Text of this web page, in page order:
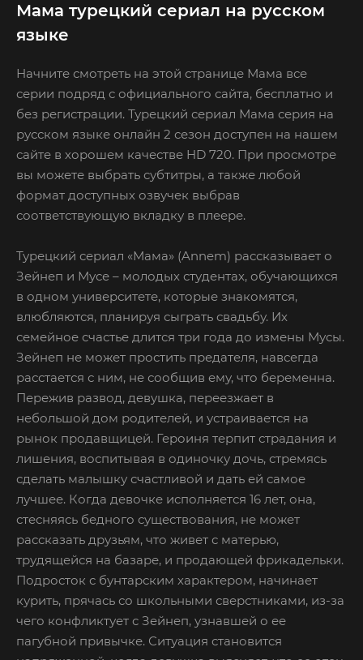
Мама турецкий сериал на русском
языке
Начните смотреть на этой странице Мама все
серии подряд с официального сайта, бесплатно и
без регистрации. Турецкий сериал Мама серия на
русском языке онлайн 2 сезон доступен на нашем
сайте в хорошем качестве HD 720. При просмотре
вы можете выбрать субтитры, а также любой
формат доступных озвучек выбрав
соответствующую вкладку в плеере.
Турецкий сериал «Мама» (Annem) рассказывает о
Зейнеп и Мусе – молодых студентах, обучающихся
в одном университете, которые знакомятся,
влюбляются, планируя сыграть свадьбу. Их
семейное счастье длится три года до измены Мусы.
Зейнеп не может простить предателя, навсегда
расстается с ним, не сообщив ему, что беременна.
Пережив развод, девушка, переезжает в
небольшой дом родителей, и устраивается на
рынок продавщицей. Героиня терпит страдания и
лишения, воспитывая в одиночку дочь, стремясь
сделать малышку счастливой и дать ей самое
лучшее. Когда девочке исполняется 16 лет, она,
стесняясь бедного существования, не может
рассказать друзьям, что живет с матерью,
трудящейся на базаре, и продающей фрикадельки.
Подросток с бунтарским характером, начинает
курить, прячась со школьными сверстниками, из-за
чего конфликтует с Зейнеп, узнавшей о ее
пагубной привычке. Ситуация становится